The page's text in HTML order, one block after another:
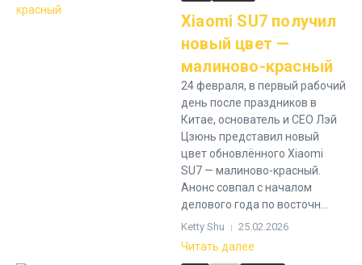
Xiaomi SU7 получил
новый цвет —
малиново-красный
24 февраля, в первый рабочий
день после праздников в
Китае, основатель и CEO Лэй
Цзюнь представил новый
цвет обновлённого Xiaomi
SU7 — малиново-красный.
Анонс совпал с началом
делового года по восточн...
Ketty Shu 25.02.2026
Читать далее